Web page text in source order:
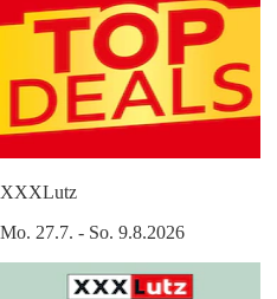
XXXLutz
Mo. 27.7. - So. 9.8.2026